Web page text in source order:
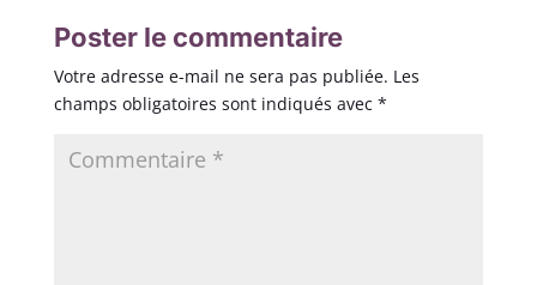
Poster le commentaire
Votre adresse e-mail ne sera pas publiée. Les
champs obligatoires sont indiqués avec *